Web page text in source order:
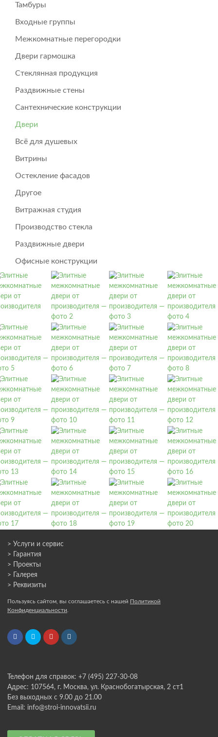
Тамбуры
Входные группы
Межкомнатные перегородки
Двери гармошка
Стеклянная продукция
Раздвижные стены
Сантехнические конструкции
Двери
Всё для душевых
Витрины
Остекление фасадов
Другое
Витражная студия
Производство стекла
Раздвижные двери
Офисные конструкции
> Услуги и сервис
> Гарантия
> Проекты
> Галерея
> Реквизиты
Пользуясь сайтом, вы соглашаетесь с нашей Политикой
Конфиденциальности
Телефон для справок: +7 (495) 227-30-08
Адрес: 107564, г. Москва, ул. Краснобогатырская, 2 ст1
Без выходных с 9.00 до 21.00
Email: info@stroi-innovatsii.ru